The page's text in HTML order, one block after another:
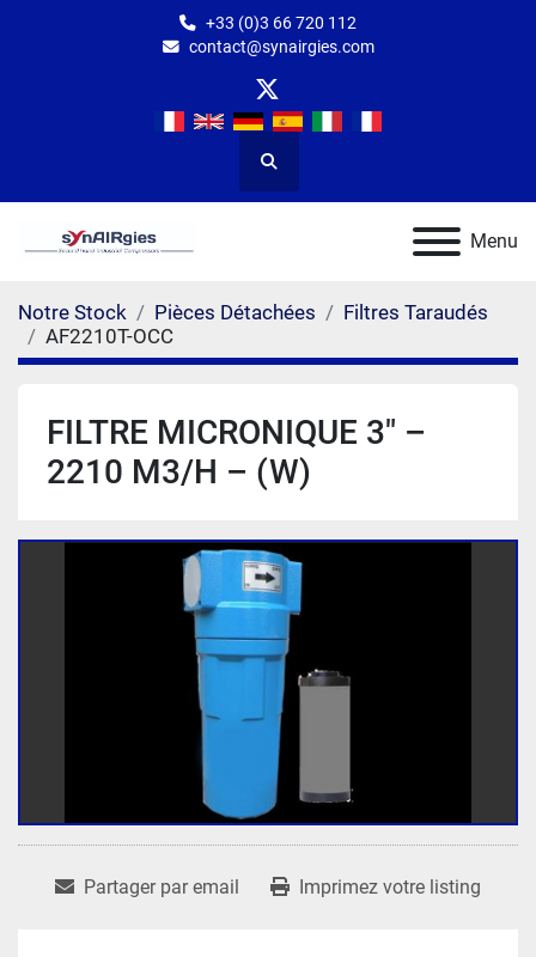
+33 (0)3 66 720 112
contact@synairgies.com
twitter
Rechercher
Menu
Notre Stock Pièces Détachées
Filtres Taraudés
AF2210T-OCC
FILTRE MICRONIQUE 3″ –
2210 M3/H – (W)
Partager par email Imprimez votre listing